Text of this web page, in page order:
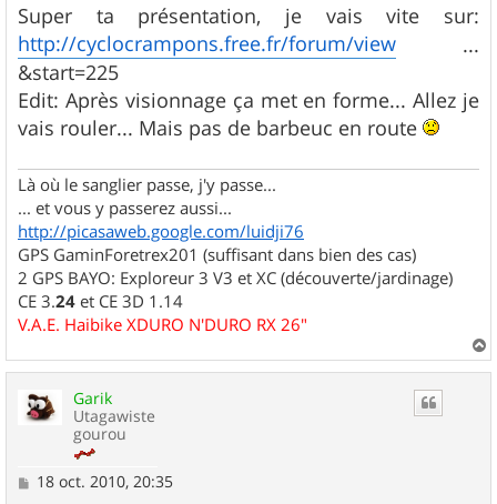
s
s
a
g
e
Super ta présentation, je vais vite sur:
http://cyclocrampons.free.fr/forum/view ...
&start=225
Edit: Après visionnage ça met en forme... Allez je
vais rouler... Mais pas de barbeuc en route
Là où le sanglier passe, j'y passe...
... et vous y passerez aussi...
http://picasaweb.google.com/luidji76
GPS GaminForetrex201 (suffisant dans bien des cas)
2 GPS BAYO: Exploreur 3 V3 et XC (découverte/jardinage)
CE 3.24 et CE 3D 1.14
V.A.E. Haibike XDURO N'DURO RX 26"
a
Garik
Utagawiste
gourou
M18 oct. 2010, 20:35